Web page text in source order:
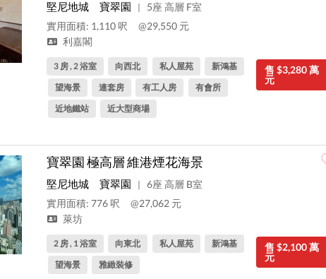
堅尼地城 寶翠園 |
5座 高層 F室
實用面積: 1,110 呎
@29,550 元
利嘉閣
售 $3,280 萬
元
3 房 , 2 浴室 向西北 私人屋苑
新鴻基
望海景
連套房 有工人房
有會所
近地鐵站
近大型商場
寶翠園 極高層 維港煙花海景
堅尼地城 寶翠園 |
6座 高層 B室
實用面積: 776 呎
@27,062 元
萊坊
售 $2,100 萬
元
2 房 , 1 浴室 向東北 私人屋苑
新鴻基
望海景
雅緻裝修